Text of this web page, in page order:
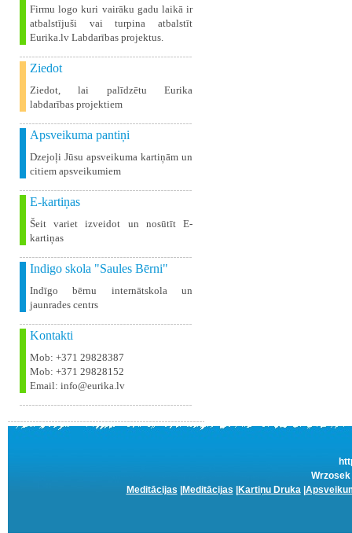
Firmu logo kuri vairāku gadu laikā ir
atbalstījuši vai turpina atbalstīt
Eurika.lv Labdarības projektus.
Ziedot
Ziedot, lai palīdzētu Eurika
labdarības projektiem
Apsveikuma pantiņi
Dzejoļi Jūsu apsveikuma kartiņām un
citiem apsveikumiem
E-kartiņas
Šeit variet izveidot un nosūtīt E-
kartiņas
Indigo skola "Saules Bērni"
Indīgo bērnu internātskola un
jaunrades centrs
Kontakti
Mob: +371 29828387
Mob: +371 29828152
Email: info@eurika.lv
Meditācijas
Meditācijas Kartiņu Druka|